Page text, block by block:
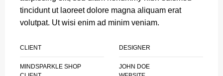
tincidunt ut laoreet dolore magna aliquam erat
volutpat. Ut wisi enim ad minim veniam.
CLIENT
MINDSPARKLE SHOP
DESIGNER
JOHN DOE